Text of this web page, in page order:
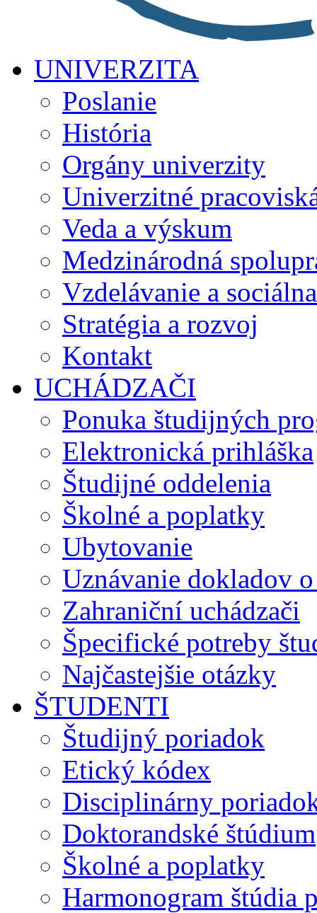
UNIVERZITA
Poslanie
História
Orgány univerzity
Univerzitné
Veda a výskum
Medzinárodná
Vzdelávanie a
Stratégia a rozvoj
Kontakt
UCHÁDZAČI
Ponuka študijných
Elektronická prihláška
Študijné oddelenia
Školné a poplatky
Ubytovanie
Uznávanie dokladov
Zahraniční uchádzači
Špecifické potreby
Najčastejšie otázky
ŠTUDENTI
Študijný poriadok
Etický kódex
Disciplinárny
Doktorandské štúdium
Školné a poplatky
Harmonogram štúdia